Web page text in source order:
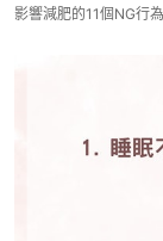
影響減肥的11個NG行